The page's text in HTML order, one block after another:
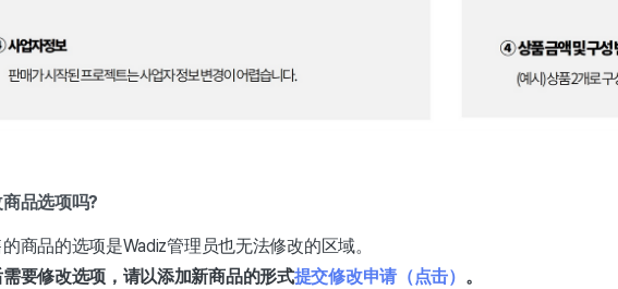
品选项吗?
商品的选项是Wadiz管理员也无法修改的区域。
要修改选项，请以添加新商品的形式提交修改申请（点击） 。